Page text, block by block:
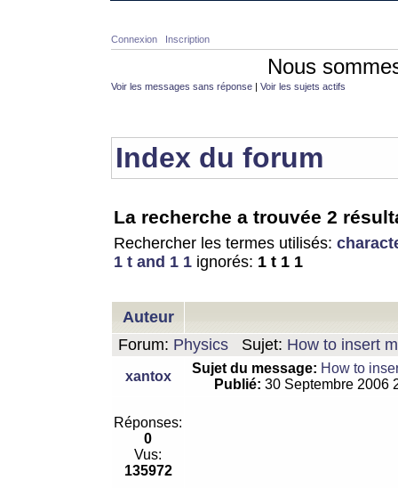
Connexion Inscription
Nous
Voir les messages sans réponse | Voir les sujets actifs
Index du forum
La recherche a trouvée 2
Rechercher les termes utilisés:
1 t and 1 1 ignorés: 1 t 1 1
Auteur
Forum: Physics Sujet: How to insert
xantox
Sujet du message: How to
Publié: 30 Septembre 2006
Réponses:
0
Vus:
135972